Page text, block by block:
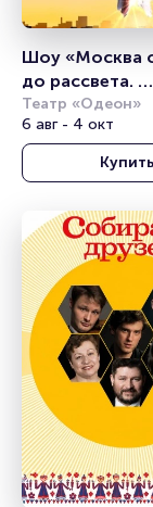
Шоу «Москва
до рассвета.
мюзикл»
Театр «Одеон»
6 авг - 4 окт
Купить